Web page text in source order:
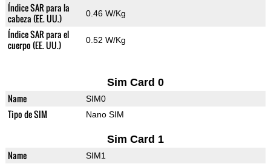
Índice SAR para la
cabeza (EE. UU.)
0.46 W/Kg
Índice SAR para el
cuerpo (EE. UU.)
0.52 W/Kg
Sim Card 0
Name SIM0
Tipo de SIM Nano SIM
Sim Card 1
Name SIM1